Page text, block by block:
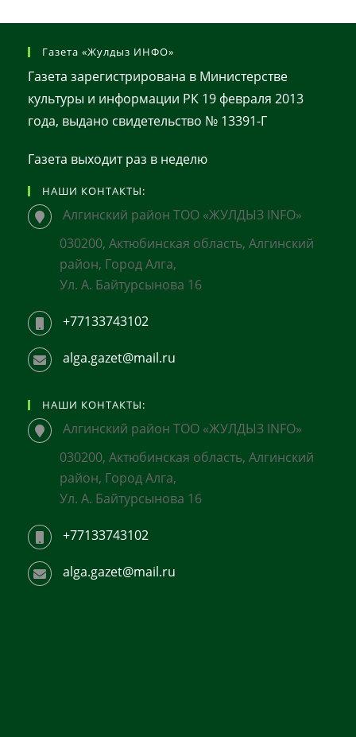
Газета «Жулдыз ИНФО»
Газета зарегистрирована в Министерстве
культуры и информации РК 19 февраля 2013
года, выдано свидетельство № 13391-Г
Газета выходит раз в неделю
НАШИ КОНТАКТЫ:
Алгинский район ТОО «ЖУЛДЫЗ INFO»
030200, Актюбинская область, Алгинский
район, Город Алга,
Ул. А. Байтурсынова 16
+77133743102
alga.gazet@mail.ru
НАШИ КОНТАКТЫ:
Алгинский район ТОО «ЖУЛДЫЗ INFO»
030200, Актюбинская область, Алгинский
район, Город Алга,
Ул. А. Байтурсынова 16
+77133743102
alga.gazet@mail.ru